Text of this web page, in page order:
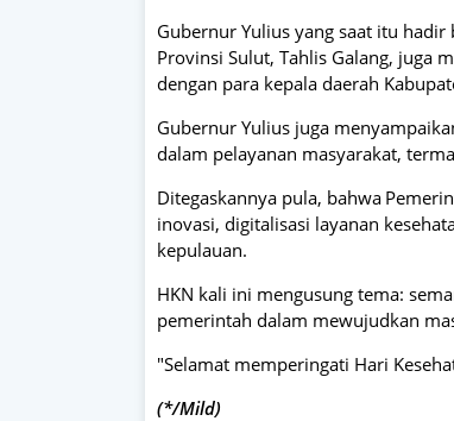
Gubernur Yulius yang saat itu
Provinsi Sulut, Tahlis Galang, juga
dengan para kepala daerah
Gubernur Yulius juga
dalam pelayanan masyarakat,
Ditegaskannya pula, bahwa
inovasi, digitalisasi layanan
kepulauan.
HKN kali ini mengusung tema:
pemerintah dalam mewujudkan
"Selamat memperingati Hari
(*/Mild)